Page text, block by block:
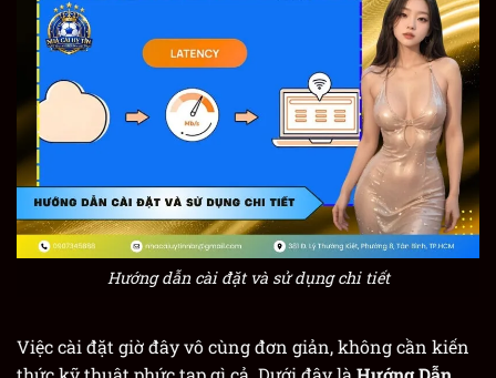
Hướng dẫn cài đặt và sử dụng chi tiết
Việc cài đặt giờ đây vô cùng đơn giản, không cần kiến